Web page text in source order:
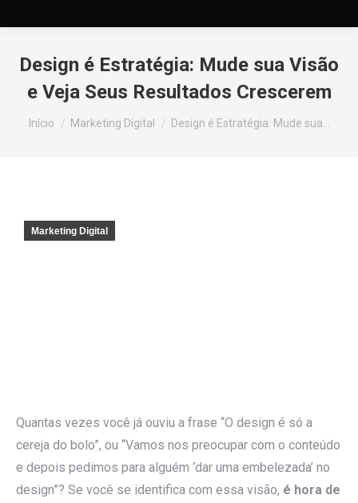
Design é Estratégia: Mude sua Visão
e Veja Seus Resultados Crescerem
Você está aqui:
Início Marketing Digital Design é Estratégia: Mude sua…
Marketing Digital
Quantas vezes você já ouviu a frase “O design é só a
cereja do bolo”, ou “Vamos nos preocupar com o conteúdo
e depois pedimos para alguém ‘dar uma embelezada’ no
design”? Se você se identifica com essa visão, é hora de